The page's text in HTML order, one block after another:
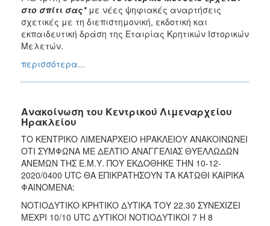
στο σπίτι σας*με νέες ψηφιακές αναρτήσεις
σχετικές με τη διεπιστημονική, εκδοτική και
εκπαιδευτική δράση της Εταιρίας Κρητικών Ιστορικών
Μελετών.
περισσότερα...
Ανακοίνωση του Κεντρικού Λιμεναρχείου
Ηρακλείου
ΤΟ ΚΕΝΤΡΙΚΟ ΛΙΜΕΝΑΡΧΕΙΟ ΗΡΑΚΛΕΙΟΥ ΑΝΑΚΟΙΝΩΝΕΙ
ΟΤΙ ΣΥΜΦΩΝΑ ΜΕ ΔΕΛΤΙΟ ΑΝΑΓΓΕΛΙΑΣ ΘΥΕΛΛΩΔΩΝ
ΑΝΕΜΩΝ ΤΗΣ Ε.Μ.Υ. ΠΟΥ ΕΚΔΟΘΗΚΕ ΤΗΝ 10-12-
2020/0400 UTC ΘΑ ΕΠΙΚΡΑΤΗΣΟΥΝ ΤΑ ΚΑΤΩΘΙ ΚΑΙΡΙΚΑ
ΦΑΙΝΟΜΕΝΑ:
ΝΟΤΙΟΔΥΤΙΚΟ ΚΡΗΤΙΚΟ ΔΥΤΙΚΑ ΤΟΥ 22.30 ΣΥΝΕΧΙΖΕΙ
ΜΕΧΡΙ 10/10 UTC ΔΥΤΙΚΟΙ ΝΟΤΙΟΔΥΤΙΚΟΙ 7 Η 8